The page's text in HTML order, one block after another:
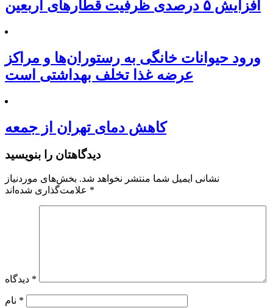
افزایش ۵ درصدی ظرفیت قطارهای اربعین
ورود حیوانات خانگی به رستوران‌ها و مراکز
عرضه غذا تخلف بهداشتی است
کاهش دمای تهران از جمعه
دیدگاهتان را بنویسید
نشانی ایمیل شما منتشر نخواهد شد. بخش‌های موردنیاز
*
*
*